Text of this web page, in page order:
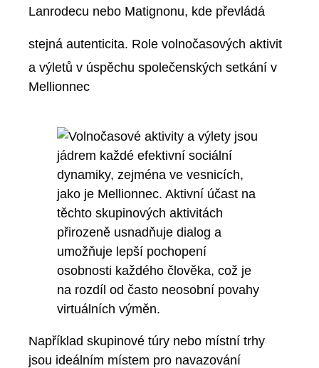
Lanrodecu nebo Matignonu, kde převládá
stejná autenticita. Role volnočasových aktivit
a výletů v úspěchu společenských setkání v
Mellionnec
Například skupinové túry nebo místní trhy
jsou ideálním místem pro navazování